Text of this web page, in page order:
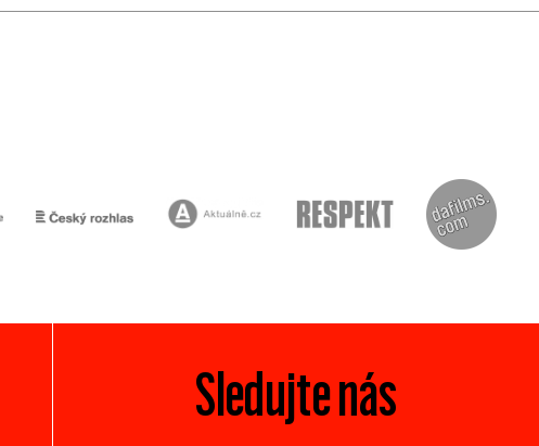
Sledujte nás